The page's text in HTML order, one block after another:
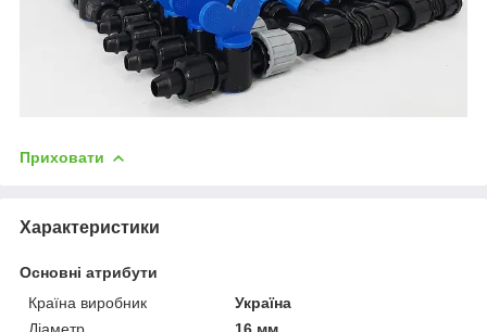
Приховати
Характеристики
Основні атрибути
Країна виробник
Україна
Діаметр
16 мм